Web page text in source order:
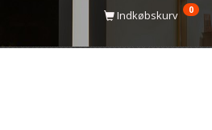
Indkøbskurv 0